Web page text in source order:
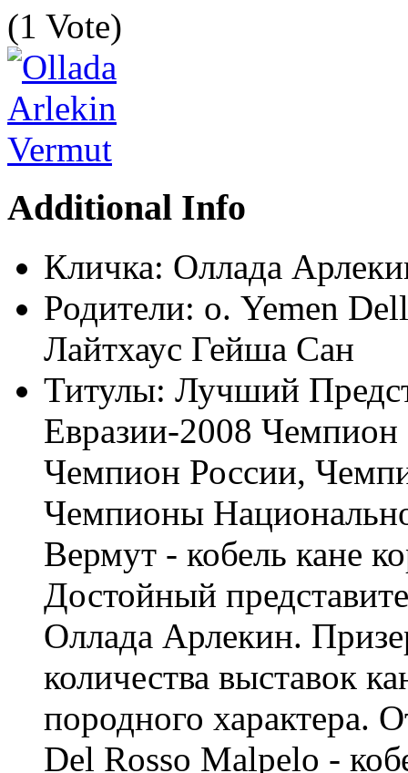
(1 Vote)
Additional Info
Кличка: Оллада
Родители: о. Yemen
Лайтхаус Гейша Сан
Титулы: Лучший
Евразии-2008
Чемпион России,
Чемпионы
Вермут - кобель кане
Достойный
Оллада Арлекин.
количества выставок
породного характера.
Del Rosso Malpelo -